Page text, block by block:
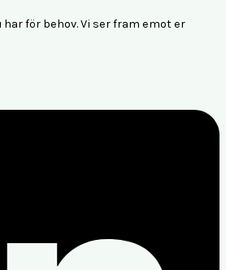
har för behov. Vi ser fram emot er